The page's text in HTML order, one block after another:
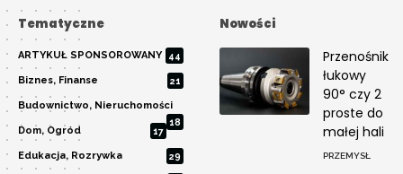
Tematyczne
ARTYKUŁ SPONSOROWANY 44
Biznes, Finanse 21
Budownictwo, Nieruchomości
18
Dom, Ogród 17
Edukacja, Rozrywka 29
Nowości
Przenośnik
łukowy
90° czy 2
proste do
małej hali
PRZEMYSŁ